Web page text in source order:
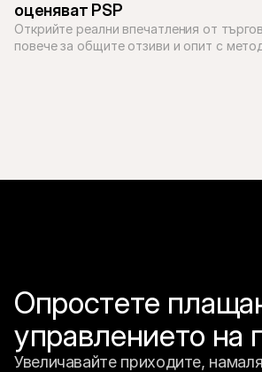
оценяват PSP
Открийте реални впечатления от
повече за общите отзиви и опит с
Опростете
управлението на
Увеличавайте приходите,